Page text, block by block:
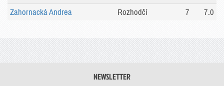
Zahornacká Andrea
Rozhodčí 7 7.0
NEWSLETTER